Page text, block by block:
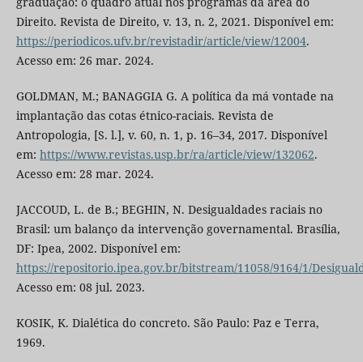
Direito. Revista de Direito, v. 13, n. 2, 2021. Disponível em:
https://periodicos.ufv.br/revistadir/article/view/12004.
Acesso em: 26 mar. 2024.
GOLDMAN, M.; BANAGGIA G. A política da má vontade na
implantação das cotas étnico-raciais. Revista de
Antropologia, [S. l.], v. 60, n. 1, p. 16–34, 2017. Disponível
em: https://www.revistas.usp.br/ra/article/view/132062.
Acesso em: 28 mar. 2024.
JACCOUD, L. de B.; BEGHIN, N. Desigualdades raciais no
Brasil: um balanço da intervenção governamental. Brasília,
DF: Ipea, 2002. Disponível em:
https://repositorio.ipea.gov.br/bitstream/11058/9164/1/
Acesso em: 08 jul. 2023.
KOSIK, K. Dialética do concreto. São Paulo: Paz e Terra,
1969.